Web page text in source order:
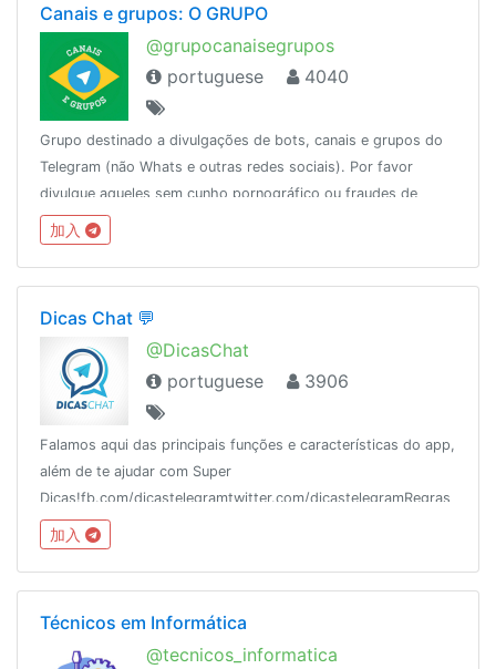
Canais e grupos: O GRUPO
@grupocanaisegrupos
portuguese
4040
Grupo destinado a divulgações de bots, canais e grupos do
Telegram (não Whats e outras redes sociais). Por favor
divulgue aqueles sem cunho pornográfico ou fraudes de
cartões, créditos de operadoras e cia.
加入
Dicas Chat 💬
@DicasChat
portuguese
3906
Falamos aqui das principais funções e características do app,
além de te ajudar com Super
Dicas!fb.com/dicastelegramtwitter.com/dicastelegramRegras
do grupo: https://telegra.ph/Regras-DicasChat-10-
05Conheça também o podcast @DicasTeleCast! 😉
加入
Técnicos em Informática
@tecnicos_informatica